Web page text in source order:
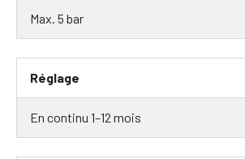
Max. 5 bar
Réglage
En continu 1–12 mois